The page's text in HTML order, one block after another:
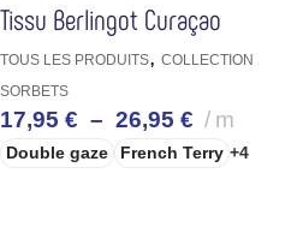
Tissu Berlingot Curaçao
TOUS LES PRODUITS, COLLECTION
SORBETS
17,95 € – 26,95 € m
Double gaze French Terry +4